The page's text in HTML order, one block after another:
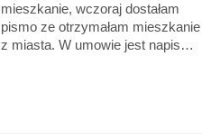
mieszkanie, wczoraj dostałam
pismo ze otrzymałam mieszkanie
z miasta. W umowie jest napis…